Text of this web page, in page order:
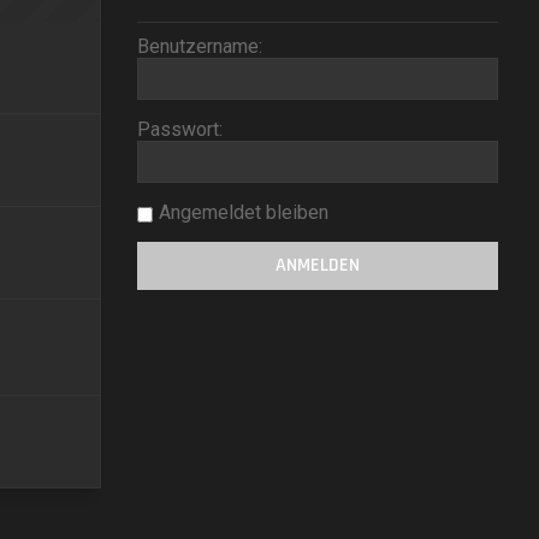
Benutzername:
Passwort:
Angemeldet bleiben